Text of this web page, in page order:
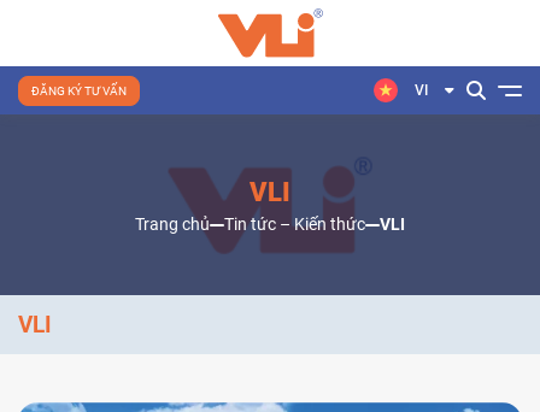
ĐĂNG KÝ TƯ VẤN VI
VLI
Trang chủ Tin tức – Kiến thức VLI
VLI